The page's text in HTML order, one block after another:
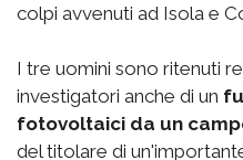
colpi avvenuti ad Isola e
I tre uomini sono ritenuti
investigatori anche di un
fotovoltaici da un
del titolare di